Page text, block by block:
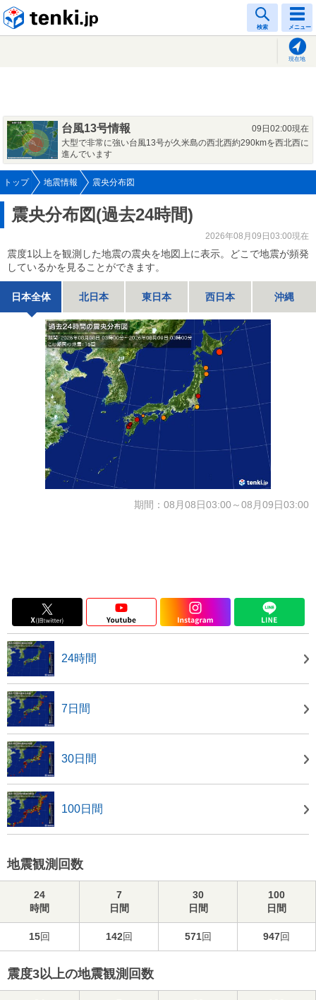
検索 メニュー
現在地
台風13号情報
09日02:00現在
大型で非常に強い台風13号が久米島の西北西約290kmを西北西に
進んでいます
トップ 地震情報 震央分布図
震央分布図(過去24時間)
2026年08月09日03:00現在
震度1以上を観測した地震の震央を地図上に表示。どこで地震が頻発
しているかを見ることができます。
日本全体 北日本 東日本 西日本 沖縄
期間：08月08日03:00～08月09日03:00
24時間
7日間
30日間
100日間
地震観測回数
24
時間
7
日間
30
日間
100
日間
15回 142回 571回 947回
震度3以上の地震観測回数